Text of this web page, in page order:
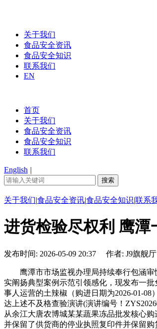
关于我们
食品安全资讯
食品安全知识
联系我们
EN
首页
关于我们
食品安全资讯
食品安全知识
联系我们
English |
关于我们|食品安全资讯|食品安全知识|联系
进货检验尽权利 鹰
发布时间: 2026-05-09 20:37 作者: J9旗舰
鹰潭市市场监视办理局持续奉行包涵审
实阐扬典型案例示范引领感化，现发布一
事人运营的土辣椒（购进日期为2026-01-
达上述不及格查验演讲(演讲编号！
从余江大唐农博城某某蔬果冻品批发核心
并保留了供货商的停业执照复印件并保留